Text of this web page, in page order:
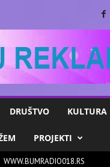
DRUŠTVO KULTURA
PROJEKTI
WWW.BUMRADIO018.RS